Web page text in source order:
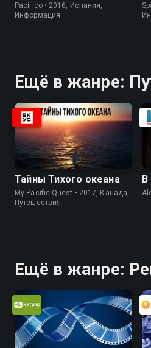
Pacifico • 2016, Испания,
Информация
Ещё в жанре:
Тайны Тихого океана
My Pacific Quest • 2017, Канада,
Путешествия
Ещё в жанре: